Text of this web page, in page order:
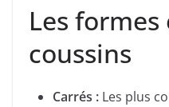
Les
coussins
Carrés : Les plus